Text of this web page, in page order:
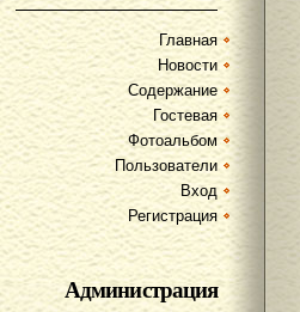
Главная
Новости
Содержание
Гостевая
Фотоальбом
Пользователи
Вход
Регистрация
Администрация